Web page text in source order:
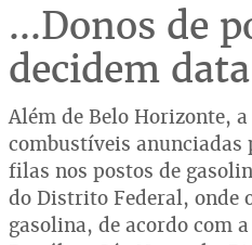
...Donos de
decidem data
Além de Belo Horizonte,
combustíveis anunciadas
filas nos postos de
do Distrito Federal, onde
gasolina, de acordo com